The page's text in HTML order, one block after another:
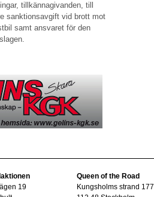
tillkännagivanden, till
sanktionsavgift vid brott mot
samt ansvaret för den
19
Queen of the Road
Kungsholms strand 177